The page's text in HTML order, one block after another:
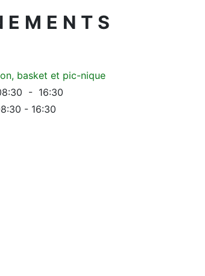
basket et pic-nique
- 16:30
- 16:30